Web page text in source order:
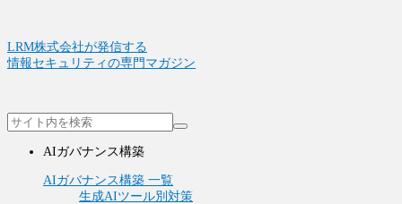
LRM株式会社が発信する
情報セキュリティの専門マガジン
AIガバナンス構築
AIガバナンス構築 一覧
生成AIツール別対策